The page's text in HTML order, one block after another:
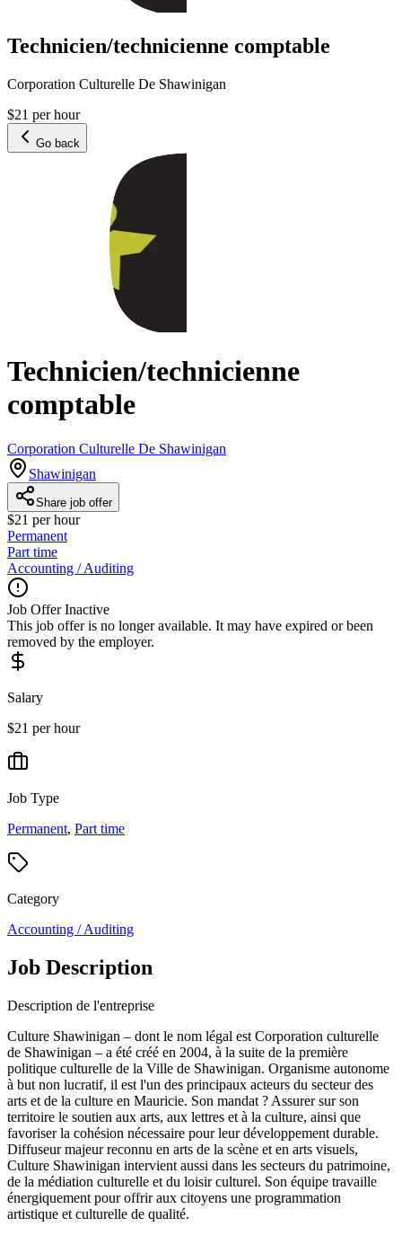
Technicien/technicienne comptable
Corporation Culturelle De Shawinigan
$21 per hour
Go back
Technicien/technicienne
comptable
Corporation Culturelle De Shawinigan
Shawinigan
Share job offer
$21 per hour
Permanent
Part time
Accounting / Auditing
Job Offer Inactive
This job offer is no longer available. It may have expired or been
removed by the employer.
Salary
$21 per hour
Job Type
Permanent, Part time
Category
Accounting / Auditing
Job Description
Description de l'entreprise
Culture Shawinigan – dont le nom légal est Corporation culturelle
de Shawinigan – a été créé en 2004, à la suite de la première
politique culturelle de la Ville de Shawinigan. Organisme autonome
à but non lucratif, il est l'un des principaux acteurs du secteur des
arts et de la culture en Mauricie. Son mandat ? Assurer sur son
territoire le soutien aux arts, aux lettres et à la culture, ainsi que
favoriser la cohésion nécessaire pour leur développement durable.
Diffuseur majeur reconnu en arts de la scène et en arts visuels,
Culture Shawinigan intervient aussi dans les secteurs du patrimoine,
de la médiation culturelle et du loisir culturel. Son équipe travaille
énergiquement pour offrir aux citoyens une programmation
artistique et culturelle de qualité.